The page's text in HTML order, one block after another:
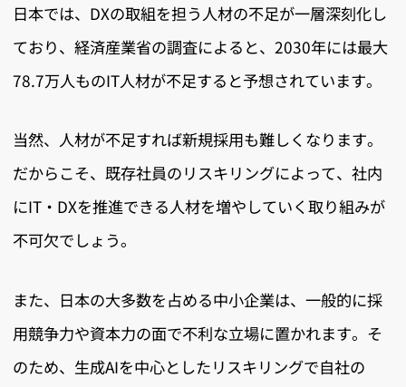
日本では、DXの取組を担う人材の不足が一層深刻化し
ており、経済産業省の調査によると、2030年には最大
78.7万人ものIT人材が不足すると予想されています。
当然、人材が不足すれば新規採用も難しくなります。
だからこそ、既存社員のリスキリングによって、社内
にIT・DXを推進できる人材を増やしていく取り組みが
不可欠でしょう。
また、日本の大多数を占める中小企業は、一般的に採
用競争力や資本力の面で不利な立場に置かれます。そ
のため、生成AIを中心としたリスキリングで自社の